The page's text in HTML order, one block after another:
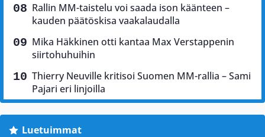
Rallin MM-taistelu voi saada ison käänteen –
kauden päätöskisa vaakalaudalla
Mika Häkkinen otti kantaa Max Verstappenin
siirtohuhuihin
Thierry Neuville kritisoi Suomen MM-rallia – Sami
Pajari eri linjoilla
Luetuimmat